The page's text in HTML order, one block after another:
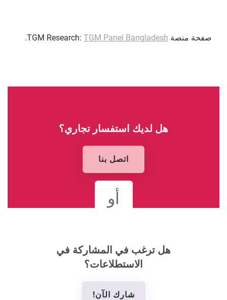
صفحة منصة TGM Research: TGM Panel Bangladesh
.
هل لديك استفسار تجاري؟
اتصل بنا
هل ترغب في المشاركة في
الاستطلاعات؟
شارك الآن!
أو